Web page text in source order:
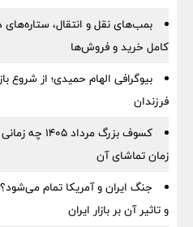
بمب‌های نقل و انتقال،
کامل خرید و فروش‌ها
بیوگرافی الهام حمیدی؛ از
فرزندان
کسوف بزرگ
زمان تماشای آن
و تاثیر آن بر بازار ایران